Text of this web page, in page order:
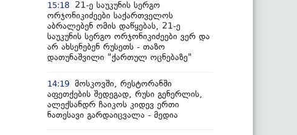
15:18
21-ე საუკუნის სერგო
ორჯონიკიძეები საქართველოს
აბრალებენ ომის დაწყებას, 21-ე
საუკუნის სერგო ორჯონიკიძეები ვერ და
არ ახსენებენ რუსეთს - თაზო
დათუნაშვილი "ქართულ ოცნებაზე"
14:19 მოსკოვში, რესტორანში
აფეთქების შედეგად, რუსი გენერლის,
ალექსანდრ ჩაიკოს კიდევ ერთი
ნათესავი გარდაიცვალა - მედია